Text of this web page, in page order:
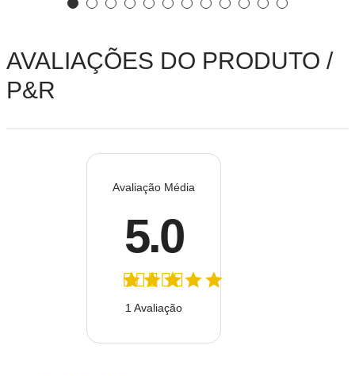
AVALIAÇÕES DO PRODUTO /
P&R
Avaliação Média
5.0
1 Avaliação